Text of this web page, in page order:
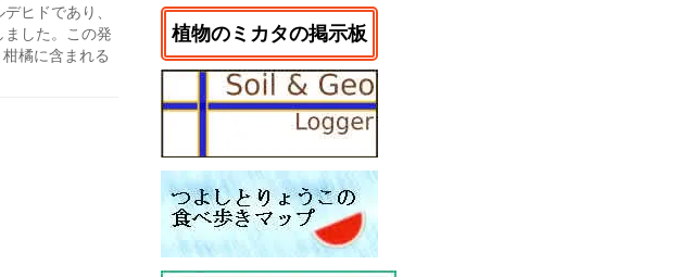
ヒドであり、
した。この発
橘に含まれる
植物のミカタの掲示板